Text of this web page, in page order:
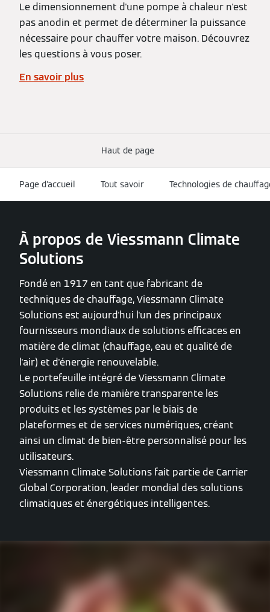
Le dimensionnement d'une pompe à chaleur n'est
pas anodin et permet de déterminer la puissance
nécessaire pour chauffer votre maison. Découvrez
les questions à vous poser.
En savoir plus
Haut de page
Page d'accueil Tout savoir Technologies de
À propos de Viessmann Climate
Solutions
Fondé en 1917 en tant que fabricant de
techniques de chauffage, Viessmann Climate
Solutions est aujourd'hui l'un des principaux
fournisseurs mondiaux de solutions efficaces en
matière de climat (chauffage, eau et qualité de
l'air) et d'énergie renouvelable.
Le portefeuille intégré de Viessmann Climate
Solutions relie de manière transparente les
produits et les systèmes par le biais de
plateformes et de services numériques, créant
ainsi un climat de bien-être personnalisé pour les
utilisateurs.
Viessmann Climate Solutions fait partie de Carrier
Global Corporation, leader mondial des solutions
climatiques et énergétiques intelligentes.